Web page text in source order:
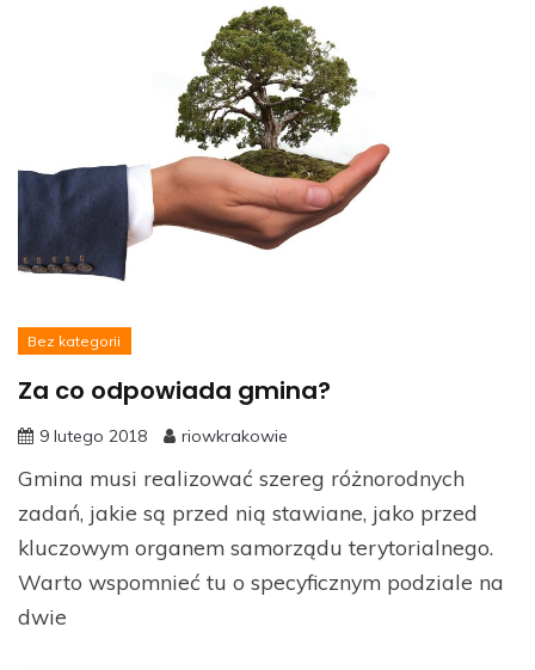
Bez kategorii
Za co odpowiada gmina?
9 lutego 2018 riowkrakowie
Gmina musi realizować szereg różnorodnych
zadań, jakie są przed nią stawiane, jako przed
kluczowym organem samorządu terytorialnego.
Warto wspomnieć tu o specyficznym podziale na
dwie